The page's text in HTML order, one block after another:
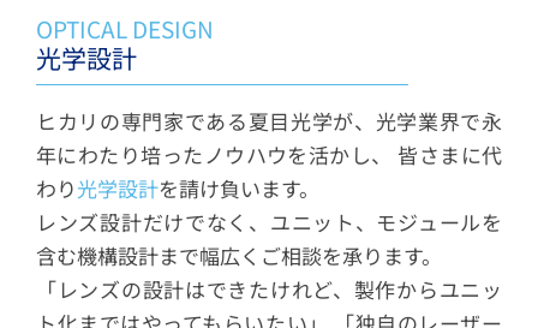
OPTICAL DESIGN
光学設計
ヒカリの専門家である夏目光学が、光学業界で永
年にわたり培ったノウハウを活かし、 皆さまに代
わり光学設計を請け負います。
レンズ設計だけでなく、ユニット、モジュールを
含む機構設計まで幅広くご相談を承ります。
「レンズの設計はできたけれど、製作からユニッ